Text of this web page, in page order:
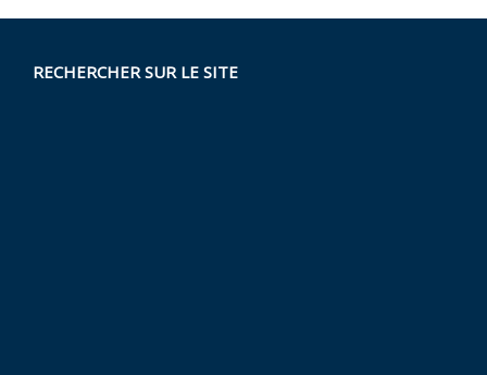
RECHERCHER SUR LE SITE